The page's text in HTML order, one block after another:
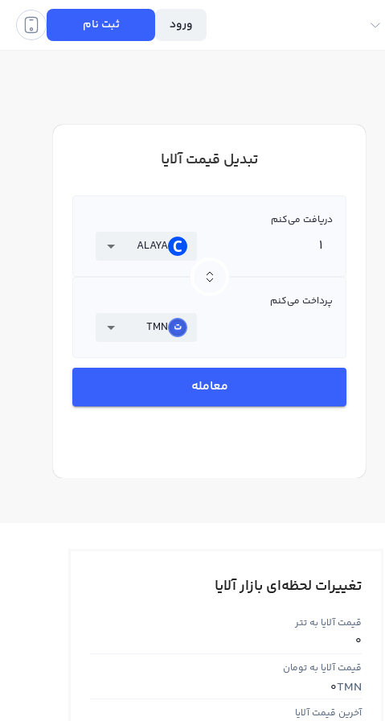
ورود ثبت نام
تبدیل قیمت آلایا
دریافت می‌کنم
ALAYA
پرداخت می‌کنم
TMN
معامله
تغییرات لحظه‌ای بازار آلایا
قیمت آلایا به تتر
0
قیمت آلایا به تومان
TMN
0
آخرین قیمت آلایا